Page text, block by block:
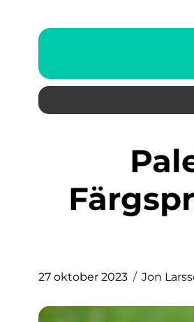
Palettblad Gilda: En
27 oktober 2023 Jon